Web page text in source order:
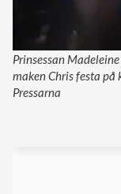
Prinsessan
maken Chris festa
Pressarna